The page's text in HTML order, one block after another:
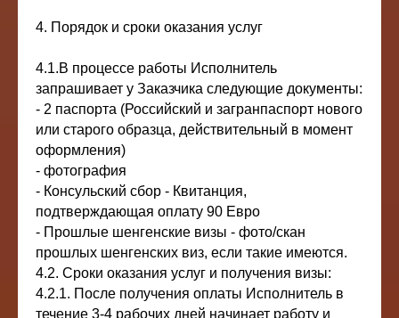
4. Порядок и сроки оказания услуг
4.1.В процессе работы Исполнитель
запрашивает у Заказчика следующие документы:
- 2 паспорта (Российский и загранпаспорт нового
или старого образца, действительный в момент
оформления)
- фотография
- Консульский сбор - Квитанция,
подтверждающая оплату 90 Евро
- Прошлые шенгенские визы - фото/скан
прошлых шенгенских виз, если такие имеются.
4.2. Сроки оказания услуг и получения визы:
4.2.1. После получения оплаты Исполнитель в
течение 3-4 рабочих дней начинает работу и